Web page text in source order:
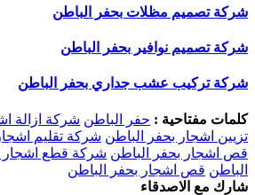
شركة تصميم مظلات بحفر الباطن
شركة تصميم نوافير بحفر الباطن
شركة تركيب عشب جداري بحفر الباطن
كلمات مفتاحية : حفر الباطن شركة ازالة
تزيين اشجار بحفر الباطن شركة تقليم
قص اشجار بحفر الباطن شركة قطع اشجار
الباطن قص اشجار بحفر الباطن
شارك مع الاصدقاء